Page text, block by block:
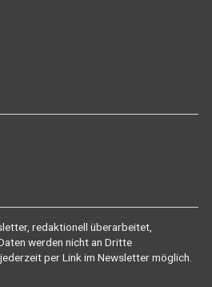
redaktionell überarbeitet,
werden nicht an Dritte
per Link im Newsletter möglich.